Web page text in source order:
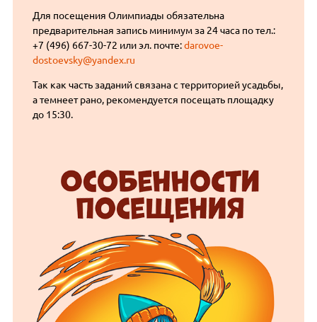
Для посещения Олимпиады обязательна
предварительная запись минимум за 24 часа по тел.:
+7 (496) 667-30-72 или эл. почте:darovoe-
dostoevsky@yandex.ru
Так как часть заданий связана с территорией усадьбы,
а темнеет рано, рекомендуется посещать площадку
до 15:30.